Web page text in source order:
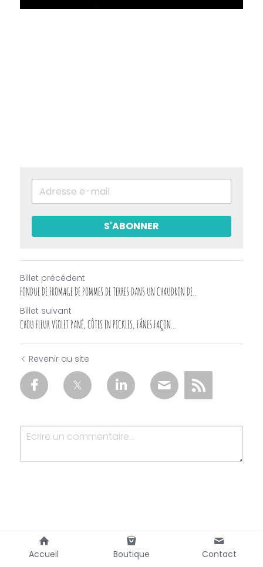
S'ABONNER
Billet précédent
FONDUE DE FROMAGE DE POMMES DE TERRES DANS UN CHAUDRON DE...
Billet suivant
CHOU FLEUR VIOLET PANÉ, CÔTES EN PICKLES, FÂNES FAÇON...
Revenir au site
Soumettre Annuler
Accueil Boutique Contact